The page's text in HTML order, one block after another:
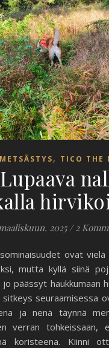
METSÄSTYS, TICO THE
2025 / 2
mutta kyllä siinä
päässyt haukkumaan
sitkeys seuraamisessa
ja nenä täynnä
verran
koristeena. Kiinni